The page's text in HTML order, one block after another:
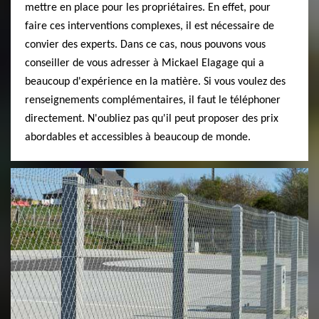
mettre en place pour les propriétaires. En effet, pour
faire ces interventions complexes, il est nécessaire de
convier des experts. Dans ce cas, nous pouvons vous
conseiller de vous adresser à Mickael Elagage qui a
beaucoup d'expérience en la matière. Si vous voulez des
renseignements complémentaires, il faut le téléphoner
directement. N'oubliez pas qu'il peut proposer des prix
abordables et accessibles à beaucoup de monde.